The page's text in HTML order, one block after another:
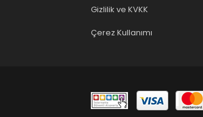
Gizlilik ve KVKK
Çerez Kullanımı